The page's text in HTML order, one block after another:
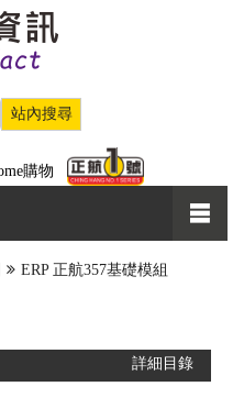
購物
ERP 正航357基礎模組
詳細目錄